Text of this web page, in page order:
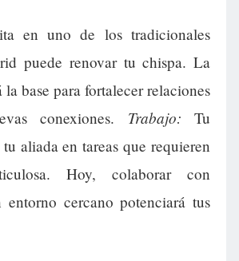
en uno de los tradicionales
puede renovar tu chispa. La
la base para fortalecer relaciones
conexiones. Trabajo: Tu
aliada en tareas que requieren
Hoy, colaborar con
entorno cercano potenciará tus